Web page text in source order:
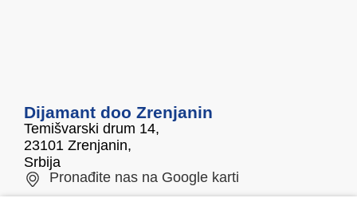
Dijamant doo Zrenjanin
Temišvarski drum 14,
23101 Zrenjanin,
Srbija
Pronađite nas na Google karti